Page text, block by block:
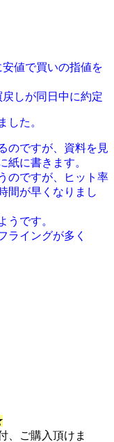
値で買いの指値を
しが同日中に約定
した。
のですが、資料を見
紙に書きます。
のですが、ヒット率
間が早くなりまし
うです。
ライングが多く
、ご購入頂けま